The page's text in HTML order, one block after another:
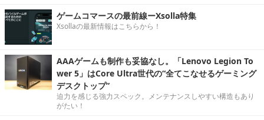
ゲームコマースの最前線ーXsolla特集
Xsollaの最新情報はこちらから！
AAAゲームも制作も妥協なし。「Lenovo Legion To
wer 5」はCore Ultra世代の“全てこなせるゲーミング
デスクトップ”
迫力を感じる強力スペック。メンテナンスしやすい構造もあり
がたい！